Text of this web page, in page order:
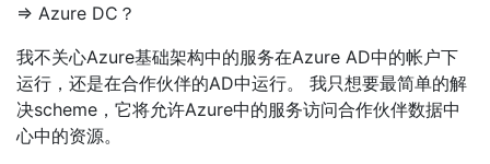
=> Azure DC？
我不关心Azure基础架构中的服务在Azure AD中的帐户下
运行，还是在合作伙伴的AD中运行。 我只想要最简单的解
决scheme，它将允许Azure中的服务访问合作伙伴数据中
心中的资源。